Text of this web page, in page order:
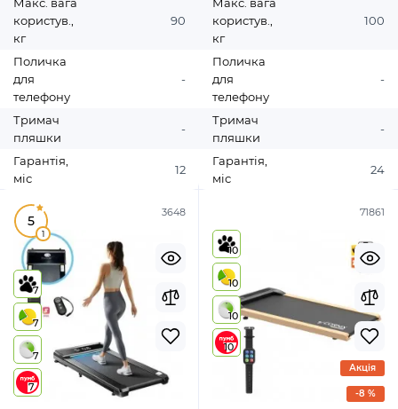
користув.,
кг
90
Поличка
для
телефону
-
Тримач
пляшки
-
Гарантія,
міс
12
користув.,
кг
100
Поличка
для
телефону
-
Тримач
пляшки
-
Гарантія,
міс
24
3648
5
1
7
7
7
7
71861
10
10
10
10
-8 %
Акція